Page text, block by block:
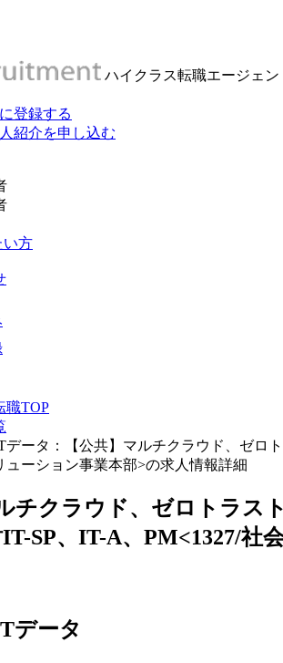
ハイクラス転職エージェン
登録する
紹介を申し込む
い方
職TOP
データ：【公共】マルチクラウド、ゼロ
ューション事業本部>の求人情報詳細
チクラウド、ゼロトラ
SP、IT-A、PM<1327/社
データ